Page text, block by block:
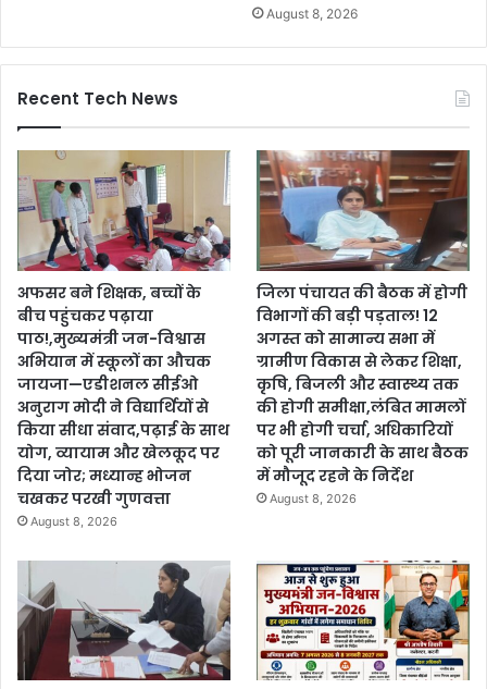
August 8, 2026
Recent Tech News
अफसर बने शिक्षक, बच्चों के
बीच पहुंचकर पढ़ाया
पाठ!,मुख्यमंत्री जन-विश्वास
अभियान में स्कूलों का औचक
जायजा—एडीशनल सीईओ
अनुराग मोदी ने विद्यार्थियों से
किया सीधा संवाद,पढ़ाई के साथ
योग, व्यायाम और खेलकूद पर
दिया जोर; मध्यान्ह भोजन
चखकर परखी गुणवत्ता
August 8, 2026
जिला पंचायत की बैठक में होगी
विभागों की बड़ी पड़ताल! 12
अगस्त को सामान्य सभा में
ग्रामीण विकास से लेकर शिक्षा,
कृषि, बिजली और स्वास्थ्य तक
की होगी समीक्षा,लंबित मामलों
पर भी होगी चर्चा, अधिकारियों
को पूरी जानकारी के साथ बैठक
में मौजूद रहने के निर्देश
August 8, 2026